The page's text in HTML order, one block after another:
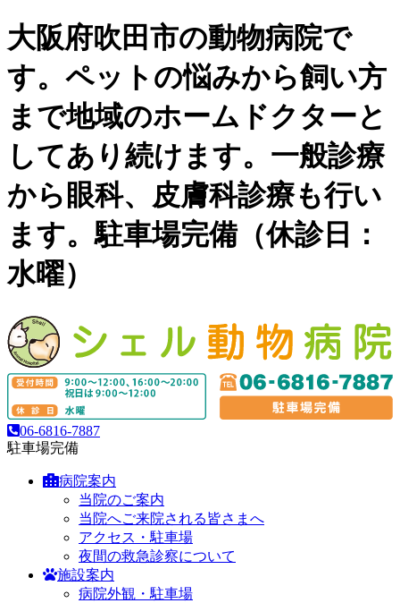
大阪府吹田市の動物病院で
す。ペットの悩みから飼い方
まで地域のホームドクターと
してあり続けます。一般診療
から眼科、皮膚科診療も行い
ます。駐車場完備（休診日：
水曜）
06-6816-7887
駐車場完備
病院案内
当院のご案内
当院へご来院される皆さまへ
アクセス・駐車場
夜間の救急診察について
施設案内
病院外観・駐車場